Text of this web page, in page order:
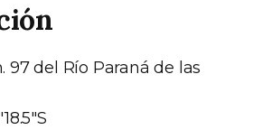
97 del Río Paraná de las